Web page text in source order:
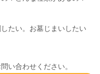
たい。お墓じまいしたい
い合わせください。